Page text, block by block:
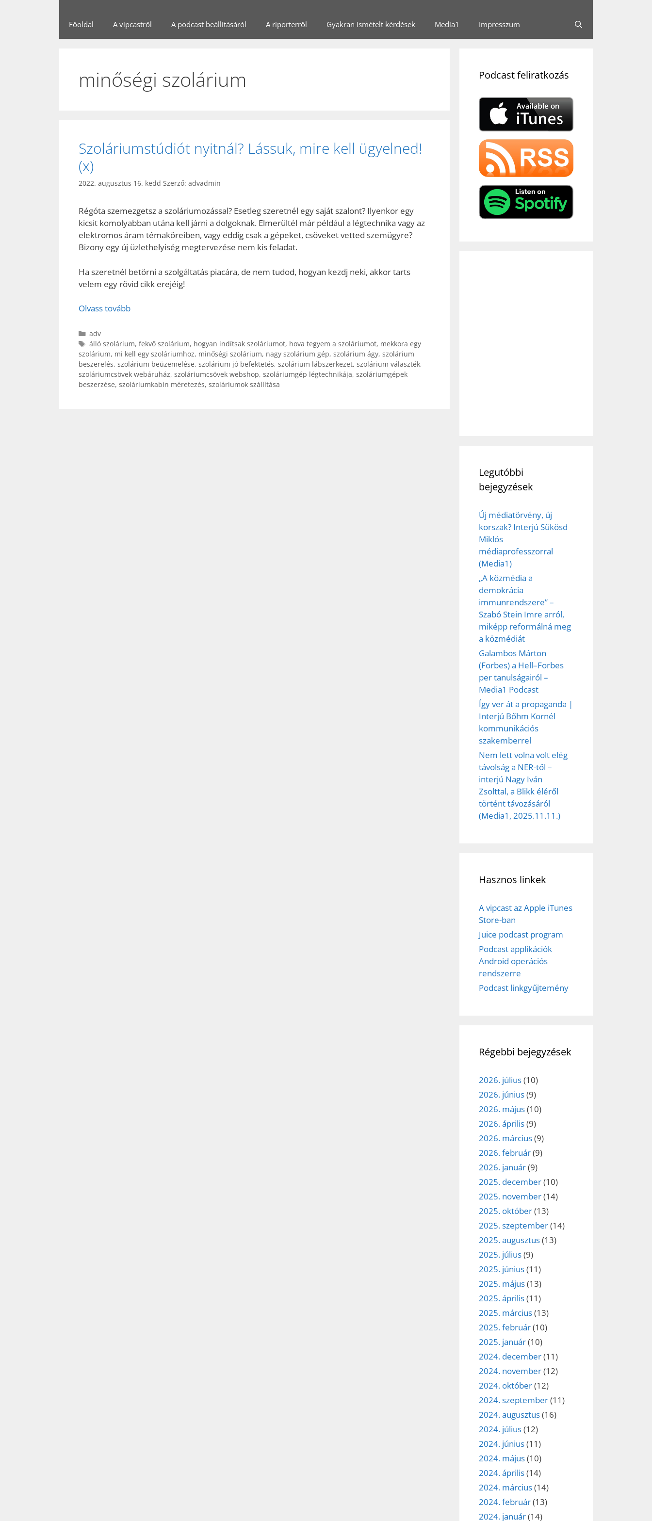
Főoldal A vipcastről A podcast beállításáról A riporterről Gyakran ismételt kérdések Media1 Impresszum
minőségi szolárium
Szoláriumstúdiót nyitnál? Lássuk, mire kell ügyelned!
(x)
2022. augusztus 16. kedd Szerző: advadmin
Régóta szemezgetsz a szoláriumozással? Esetleg szeretnél egy saját szalont? Ilyenkor egy
kicsit komolyabban utána kell járni a dolgoknak. Elmerültél már például a légtechnika vagy az
elektromos áram témaköreiben, vagy eddig csak a gépeket, csöveket vetted szemügyre?
Bizony egy új üzlethelyiség megtervezése nem kis feladat.
Ha szeretnél betörni a szolgáltatás piacára, de nem tudod, hogyan kezdj neki, akkor tarts
velem egy rövid cikk erejéig!
Olvass tovább
Kategória
adv
Címkék
álló szolárium, fekvő szolárium, hogyan indítsak szoláriumot, hova tegyem a szoláriumot, mekkora egy
szolárium, mi kell egy szoláriumhoz, minőségi szolárium, nagy szolárium gép, szolárium ágy, szolárium
beszerelés, szolárium beüzemelése, szolárium jó befektetés, szolárium lábszerkezet, szolárium választék,
szoláriumcsövek webáruház, szoláriumcsövek webshop, szoláriumgép légtechnikája, szoláriumgépek
beszerzése, szoláriumkabin méretezés, szoláriumok szállítása
Podcast feliratkozás
Legutóbbi
bejegyzések
Új médiatörvény, új
korszak? Interjú Sükösd
Miklós
médiaprofesszorral
(Media1)
„A közmédia a
demokrácia
immunrendszere” –
Szabó Stein Imre arról,
miképp reformálná meg
a közmédiát
Galambos Márton
(Forbes) a Hell–Forbes
per tanulságairól –
Media1 Podcast
Így ver át a propaganda |
Interjú Bőhm Kornél
kommunikációs
szakemberrel
Nem lett volna volt elég
távolság a NER-től –
interjú Nagy Iván
Zsolttal, a Blikk éléről
történt távozásáról
(Media1, 2025.11.11.)
Hasznos linkek
A vipcast az Apple iTunes
Store-ban
Juice podcast program
Podcast applikációk
Android operációs
rendszerre
Podcast linkgyűjtemény
Régebbi bejegyzések
2026. július(10)
2026. június(9)
2026. május(10)
2026. április(9)
2026. március(9)
2026. február(9)
2026. január(9)
2025. december(10)
2025. november(14)
2025. október(13)
2025. szeptember(14)
2025. augusztus(13)
2025. július(9)
2025. június(11)
2025. május(13)
2025. április(11)
2025. március(13)
2025. február(10)
2025. január(10)
2024. december(11)
2024. november(12)
2024. október(12)
2024. szeptember(11)
2024. augusztus(16)
2024. július(12)
2024. június(11)
2024. május(10)
2024. április(14)
2024. március(14)
2024. február(13)
2024. január(14)